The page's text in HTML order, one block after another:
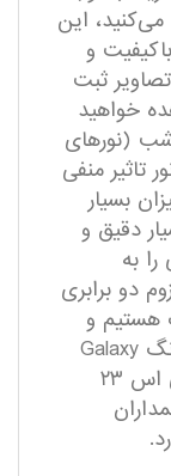
این
و
ثبت
خواهید
شب (نور‌های
تاثیر منفی
بسیار
دقیق و
به
دو برابری
هستیم و
باید در این بخش بگوییم که سامسونگ Galaxy
S23 FE چیزی کم از پرچمداران سری اس ۲۳